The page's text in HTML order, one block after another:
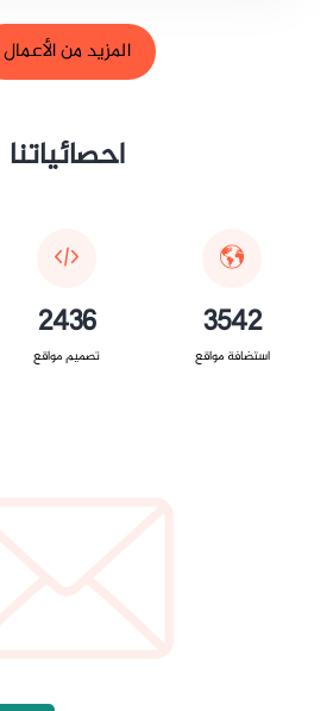
المزيد من الأعمال
احصائياتنا
3542
استضافة مواقع
2436
تصميم مواقع